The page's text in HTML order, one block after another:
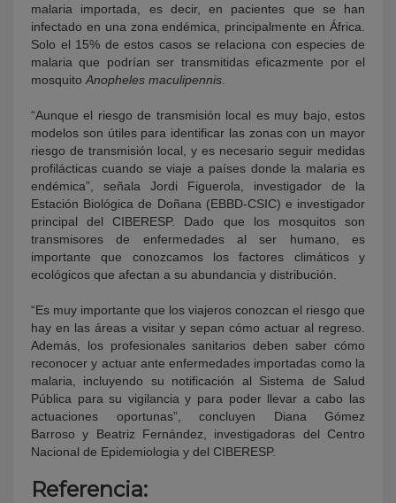
malaria importada, es decir, en pacientes que se han
infectado en una zona endémica, principalmente en África.
Solo el 15% de estos casos se relaciona con especies de
malaria que podrían ser transmitidas eficazmente por el
mosquito Anopheles maculipennis
“Aunque el riesgo de transmisión local es muy bajo, estos
modelos son útiles para identificar las zonas con un mayor
riesgo de transmisión local, y es necesario seguir medidas
profilácticas cuando se viaje a países donde la malaria es
endémica”, señala Jordi Figuerola, investigador de la
Estación Biológica de Doñana (EBBD-CSIC) e investigador
principal del CIBERESP. Dado que los mosquitos son
transmisores de enfermedades al ser humano, es
importante que conozcamos los factores climáticos y
ecológicos que afectan a su abundancia y distribución.
“Es muy importante que los viajeros conozcan el riesgo que
hay en las áreas a visitar y sepan cómo actuar al regreso.
Además, los profesionales sanitarios deben saber cómo
reconocer y actuar ante enfermedades importadas como la
malaria, incluyendo su notificación al Sistema de Salud
Pública para su vigilancia y para poder llevar a cabo las
actuaciones oportunas”, concluyen Diana Gómez
Barroso y Beatriz Fernández, investigadoras del Centro
Nacional de Epidemiologia y del CIBERESP.
Referencia: